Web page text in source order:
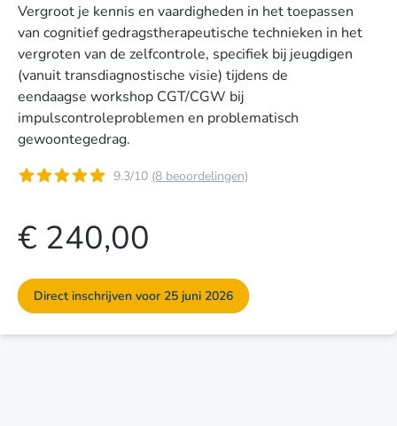
Vergroot je kennis en vaardigheden in het toepassen
van cognitief gedragstherapeutische technieken in het
vergroten van de zelfcontrole, specifiek bij jeugdigen
(vanuit transdiagnostische visie) tijdens de
eendaagse workshop CGT/CGW bij
impulscontroleproblemen en problematisch
gewoontegedrag.
9.3/10 (8 beoordelingen)
€ 240,00
Direct inschrijven voor 25 juni 2026